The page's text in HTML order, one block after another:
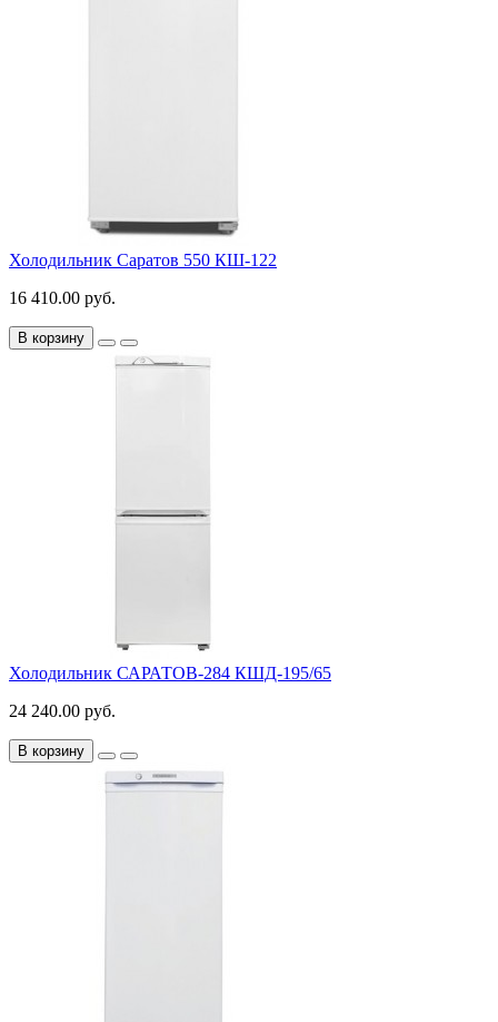
Холодильник Саратов 550 КШ-122
16 410.00 руб.
В корзину
Холодильник САРАТОВ-284 КШД-195/65
24 240.00 руб.
В корзину